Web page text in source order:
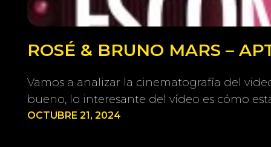
ROSÉ & BRUNO MARS –
Vamos a analizar la cinematografía del
bueno, lo interesante del vídeo es cómo
OCTUBRE 21, 2024